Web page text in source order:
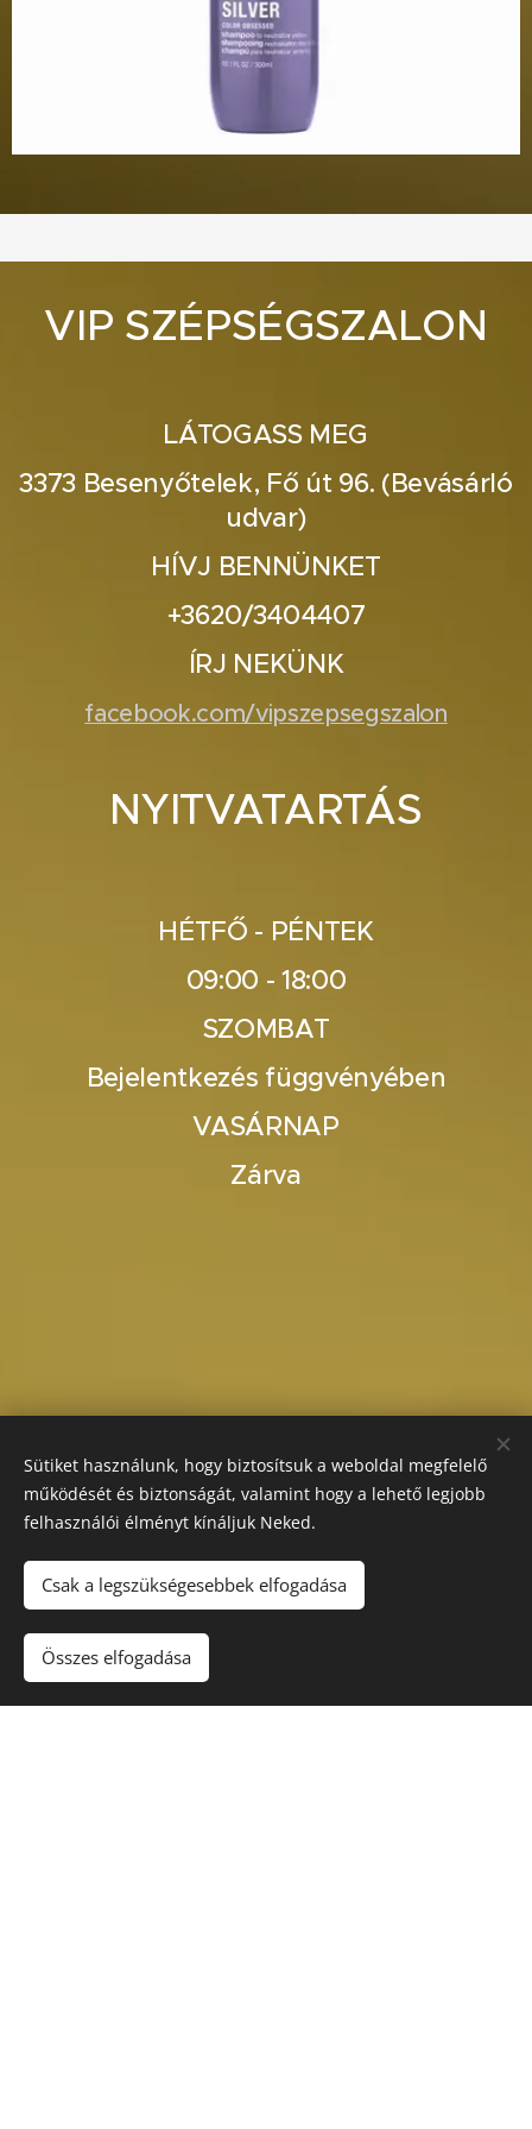
VIP SZÉPSÉGSZALON
LÁTOGASS MEG
3373 Besenyőtelek, Fő út 96. (Bevásárló
udvar)
HÍVJ BENNÜNKET
+3620/3404407
ÍRJ NEKÜNK
facebook.com/vipszepsegszalon
NYITVATARTÁS
HÉTFŐ - PÉNTEK
09:00 - 18:00
SZOMBAT
Bejelentkezés függvényében
VASÁRNAP
Zárva
Sütiket használunk, hogy biztosítsuk a weboldal megfelelő
működését és biztonságát, valamint hogy a lehető legjobb
felhasználói élményt kínáljuk Neked.
Csak a legszükségesebbek elfogadása
Összes elfogadása